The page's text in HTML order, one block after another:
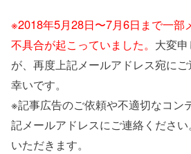
※2018年5月28日〜7月6日まで一部
不具合が起こっていました。 大変
が、再度上記メールアドレス宛に
幸いです。
※記事広告のご依頼や不適切なコン
記メールアドレスにご連絡くださ
いただきます。